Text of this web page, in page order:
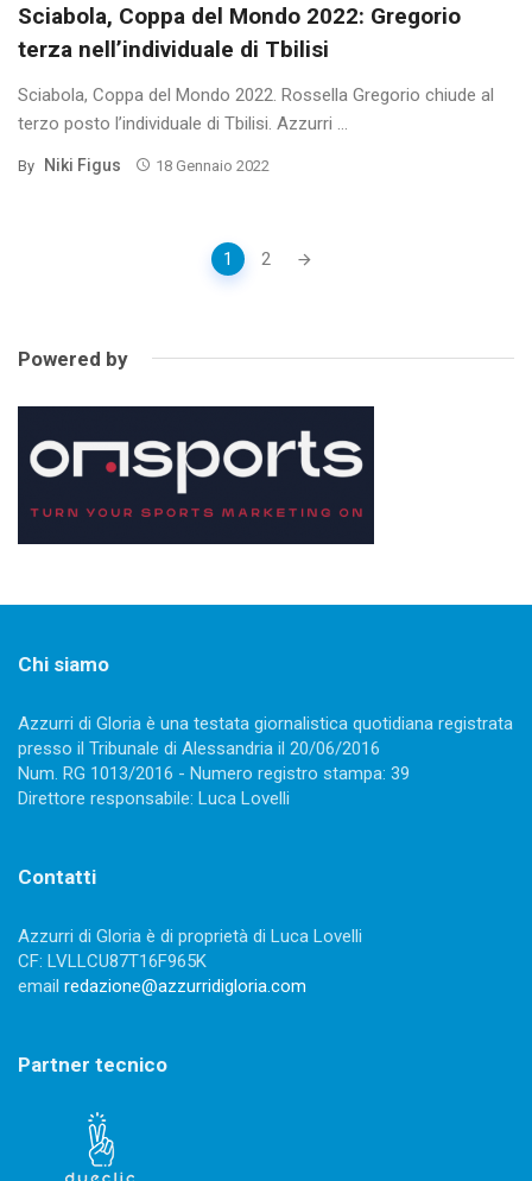
Sciabola, Coppa del Mondo 2022: Gregorio
terza nell’individuale di Tbilisi
Sciabola, Coppa del Mondo 2022. Rossella Gregorio chiude al
terzo posto l’individuale di Tbilisi. Azzurri ...
By Niki Figus 18 Gennaio 2022
1 2
Powered by
Chi siamo
Azzurri di Gloria è una testata giornalistica quotidiana registrata
presso il Tribunale di Alessandria il 20/06/2016
Num. RG 1013/2016 - Numero registro stampa: 39
Direttore responsabile: Luca Lovelli
Contatti
Azzurri di Gloria è di proprietà di Luca Lovelli
CF: LVLLCU87T16F965K
email redazione@azzurridigloria.com
Partner tecnico